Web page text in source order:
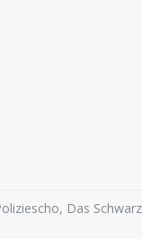
Das